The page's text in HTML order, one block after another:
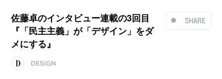
SHARE
佐藤卓のインタビュー連載の3回目
『「民主主義」が「デザイン」をダ
メにする』
DESIGN